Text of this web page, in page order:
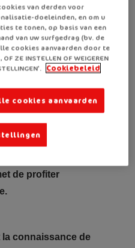
Courtrai, et ses
se passer des
Tout comme du
En
Royco, les
des points pour
Pour chaque
plusieurs produits
également tenter de
de profiter
connaissance de
van derden voor
doeleinden, en om u
te tonen, op basis van een
van uw surfgedrag (bv. de
cookies aanvaarden door te
ZE INSTELLEN OF WEIGEREN
Cookiebeleid
cookies aanvaarden